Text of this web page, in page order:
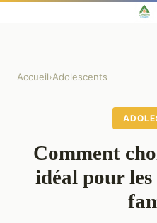
Accueil›Adolescents
Comment
idéal pour les